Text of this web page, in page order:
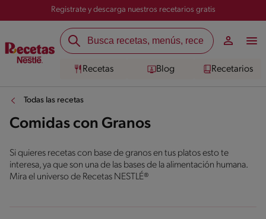
Registrate y descarga nuestros recetarios gratis
Recetas Blog Recetarios
Todas las recetas
Comidas con Granos
Si quieres recetas con base de granos en tus platos esto te
interesa, ya que son una de las bases de la alimentación humana.
Mira el universo de Recetas NESTLÉ®